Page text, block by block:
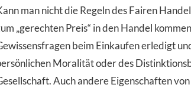
man nicht die Regeln des Fairen
„gerechten Preis“ in den Handel
beim Einkaufen erledigt
Moralität oder des
Auch andere Eigenschaften